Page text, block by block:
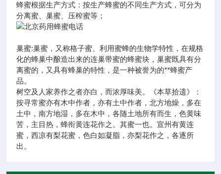
蜂蜜根据生产方式：按生产蜂蜜的不同生产方式，可分为
分离蜜、巢蜜、压榨蜜等；
巢蜜:巢蜜，又称格子蜜、利用蜜蜂的生物学特性，在规格
化的蜂巢中酿造出来的连巢带蜜的蜂蜜块，巢蜜既具有分
离蜜的，又具有蜂巢的特性，是一种被誉为的**蜂蜜产
品。
树空及人家养作之者亦白，而浓厚味美。《本草拾遗》：
按寻常蜜亦有木中作者，亦有土中作者，北方地燥，多在
土中，南方地湿，多在木中，各随土地所有而生，色黄味
苦，主目热，蜂衔黄连花作之。其蜜一也。宣州有黄连
蜜，西凉有梨花蜜，色白如凝脂，亦梨花作之，各逐所
出。